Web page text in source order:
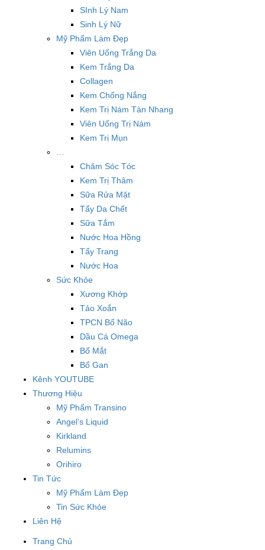
SInh Lý Nam
Sinh Lý Nữ
Mỹ Phẩm Làm Đẹp
Viên Uống Trắng Da
Kem Trắng Da
Collagen
Kem Chống Nắng
Kem Trị Nám Tàn Nhang
Viên Uống Trị Nám
Kem Trị Mụn
…
Chăm Sóc Tóc
Kem Trị Thâm
Sữa Rửa Mặt
Tẩy Da Chết
Sữa Tắm
Nước Hoa Hồng
Tẩy Trang
Nước Hoa
Sức Khỏe
Xương Khớp
Tảo Xoắn
TPCN Bổ Não
Dầu Cá Omega
Bổ Mắt
Bổ Gan
Kênh YOUTUBE
Thương Hiệu
Mỹ Phẩm Transino
Angel’s Liquid
Kirkland
Relumins
Orihiro
Tin Tức
Mỹ Phẩm Làm Đẹp
Tin Sức Khỏe
Liên Hệ
Trang Chủ